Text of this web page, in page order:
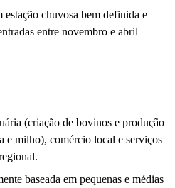
chuvosa bem definida e
entre novembro e abril
(criação de bovinos e produção
e milho), comércio local e serviços
baseada em pequenas e médias